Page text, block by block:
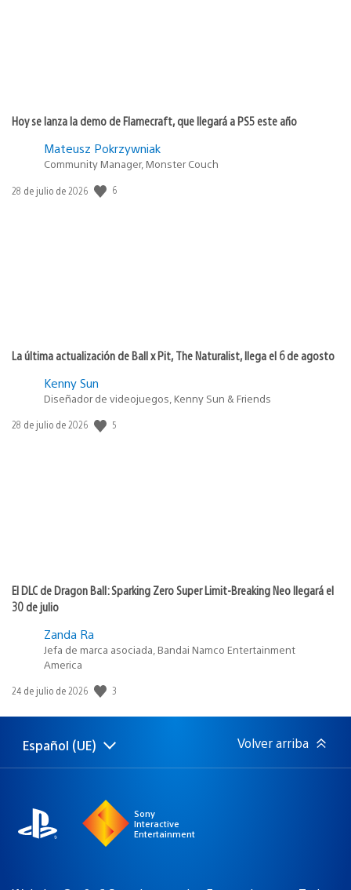
Hoy se lanza la demo de Flamecraft, que llegará a PS5 este año
Mateusz Pokrzywniak
Community Manager, Monster Couch
Fecha
28 de julio de 2026 6
La última actualización de Ball x Pit, The Naturalist, llega el 6 de agosto
Kenny Sun
Diseñador de videojuegos, Kenny Sun & Friends
Fecha
28 de julio de 2026 5
El DLC de Dragon Ball: Sparking Zero Super Limit-Breaking Neo llegará el
30 de julio
Zanda Ra
Jefa de marca asociada, Bandai Namco Entertainment
America
Fecha
publicación:
24 de julio de 2026 3
Selecciona
una
Región
actual:
Español (UE) Volver arriba
Sony
Interactive
Entertainment